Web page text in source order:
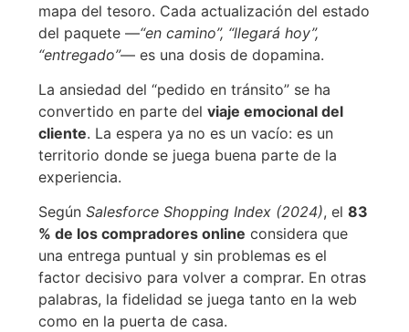
mapa del tesoro. Cada actualización del estado
del paquete —“en camino”, “llegará hoy”,
“entregado”— es una dosis de dopamina.
La ansiedad del “pedido en tránsito” se ha
convertido en parte del viaje emocional del
cliente. La espera ya no es un vacío: es un
territorio donde se juega buena parte de la
experiencia.
Según Salesforce Shopping Index (2024), el 83
% de los compradores online considera que
una entrega puntual y sin problemas es el
factor decisivo para volver a comprar. En otras
palabras, la fidelidad se juega tanto en la web
como en la puerta de casa.